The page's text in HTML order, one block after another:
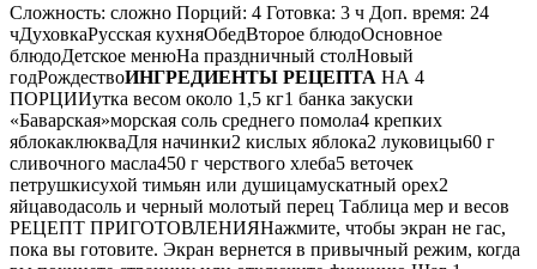
Сложность: сложно Порций: 4 Готовка: 3 ч Доп. время: 24
чДуховкаРусская кухняОбедВторое блюдоОсновное
блюдоДетское менюНа праздничный столНовый
годРождествоИНГРЕДИЕНТЫ РЕЦЕПТА НА 4
ПОРЦИИутка весом около 1,5 кг1 банка закуски
«Баварская»морская соль среднего помола4 крепких
яблокаклюкваДля начинки2 кислых яблока2 луковицы60 г
сливочного масла450 г черствого хлеба5 веточек
петрушкисухой тимьян или душицамускатный орех2
яйцаводасоль и черный молотый перец Таблица мер и весов
РЕЦЕПТ ПРИГОТОВЛЕНИЯНажмите, чтобы экран не гас,
пока вы готовите. Экран вернется в привычный режим, когда